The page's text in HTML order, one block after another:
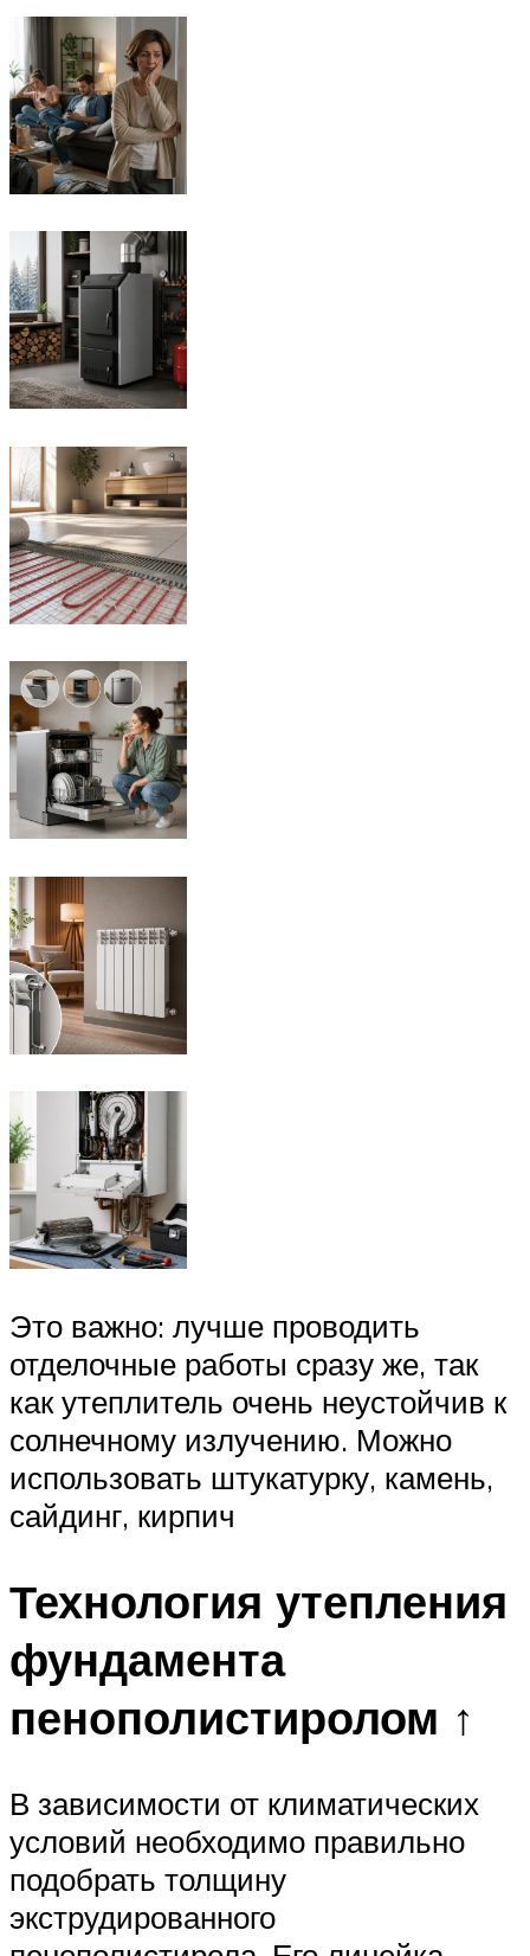
Это важно: лучше проводить
отделочные работы сразу же, так
как утеплитель очень неустойчив к
солнечному излучению. Можно
использовать штукатурку, камень,
сайдинг, кирпич
Технология утепления
фундамента
пенополистиролом ↑
В зависимости от климатических
условий необходимо правильно
подобрать толщину
экструдированного